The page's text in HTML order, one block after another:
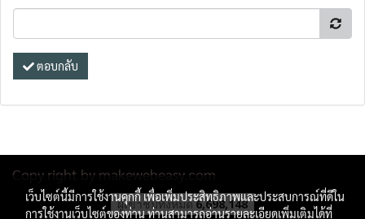
ตอบกลับ
Copy right by makewebeasy.com
ผู้เข้าชมทั้งหมด 6,698,148
เว็บไซต์นี้มีการใช้งานคุกกี้ เพื่อเพิ่มประสิทธิภาพและประสบการณ์ที่ดีใน
การใช้งานเว็บไซต์ของท่าน ท่านสามารถอ่านรายละเอียดเพิ่มเติมได้ที่